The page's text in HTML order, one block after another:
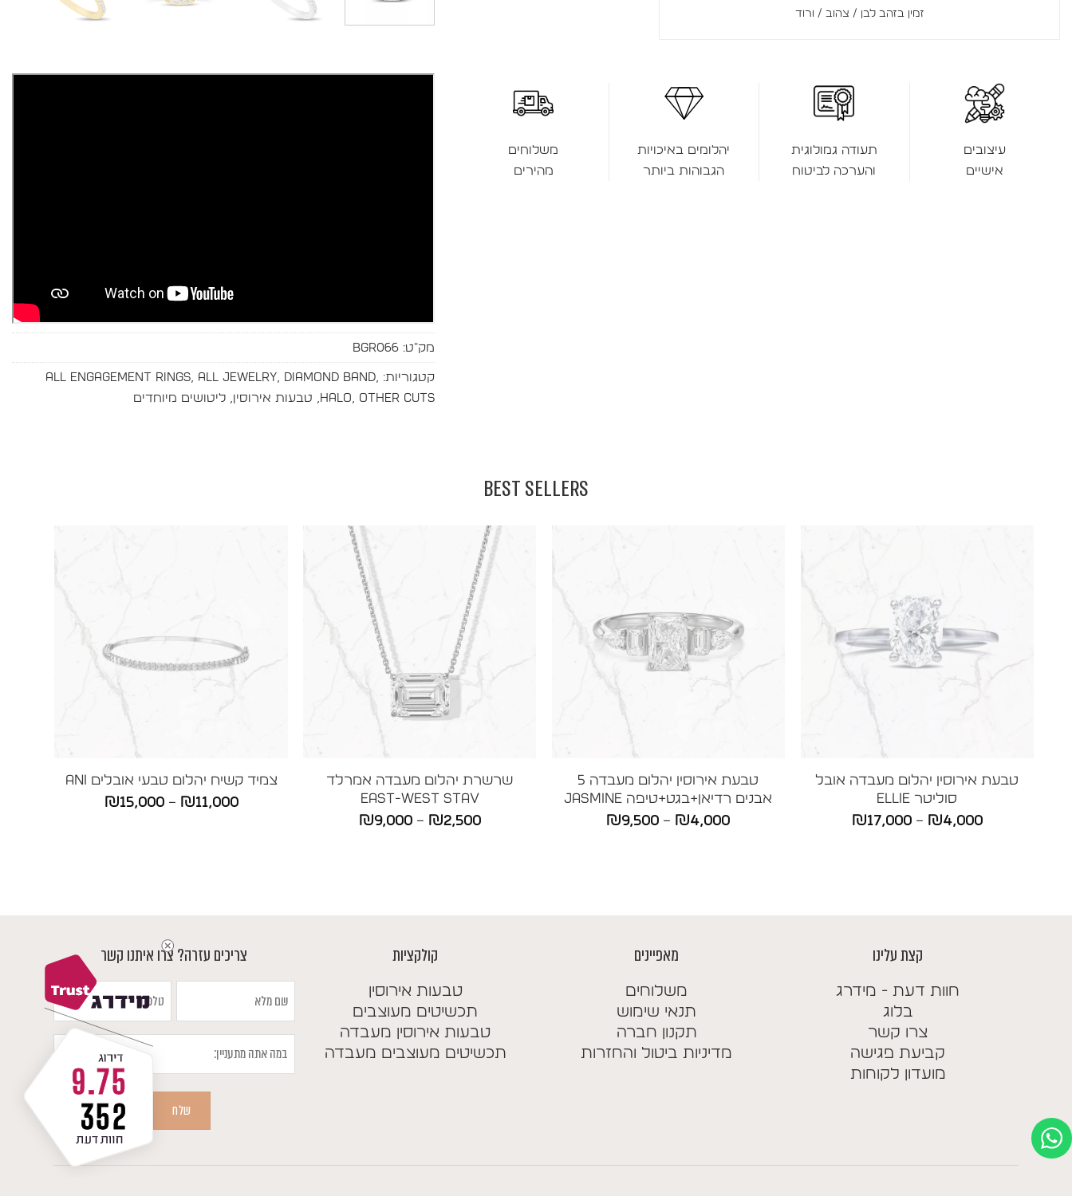
זמין בזהב לבן / צהוב / ורוד
עיצובים
אישיים
תעודה גמולוגית
והערכה לביטוח
יהלומים באיכויות
הגבוהות ביותר
משלוחים
מהירים
מק"ט: BGR066
קטגוריות: All Engagement Rings, All Jewelry, Diamond Band,
Halo, Other Cuts
, טבעות אירוסין, ליטושים מיוחדים
BEST SELLERS
טבעת אירוסין יהלום מעבדה אובל
סוליטר ELLIE
₪4,000
–
₪17,000
טבעת אירוסין יהלום מעבדה 5
אבנים רדיאן+בגט+טיפה JASMINE
₪4,000
–
₪9,500
שרשרת יהלום מעבדה אמרלד
East-West STAV
₪2,500
–
₪9,000
צמיד קשיח יהלום טבעי אובלים ANI
₪11,000
–
₪15,000
קצת עלינו
חוות דעת - מידרג
בלוג
צרו קשר
קביעת פגישה
מועדון לקוחות
מאפיינים
משלוחים
תנאי שימוש
תקנון חברה
מדיניות ביטול והחזרות
קולקציות
טבעות אירוסין
תכשיטים מעוצבים
טבעות אירוסין מעבדה
תכשיטים מעוצבים מעבדה
צריכים עזרה? צרו איתנו קשר
מלא
טלפון
אתה
שלח
9.75
352